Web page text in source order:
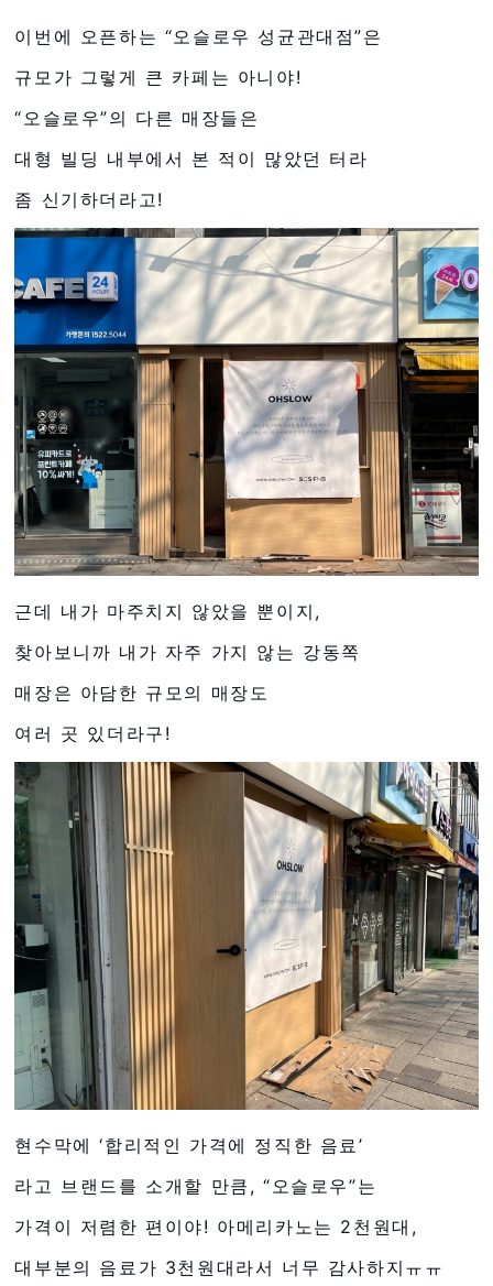
이번에 오픈하는 “오슬로우 성균관대점”은
규모가 그렇게 큰 카페는 아니야!
“오슬로우”의 다른 매장들은
대형 빌딩 내부에서 본 적이 많았던 터라
좀 신기하더라고!
근데 내가 마주치지 않았을 뿐이지,
찾아보니까 내가 자주 가지 않는 강동쪽
매장은 아담한 규모의 매장도
여러 곳 있더라구!
현수막에 ‘합리적인 가격에 정직한 음료’
라고 브랜드를 소개할 만큼, “오슬로우”는
가격이 저렴한 편이야! 아메리카노는 2천원대,
대부분의 음료가 3천원대라서 너무 감사하지ㅠㅠ